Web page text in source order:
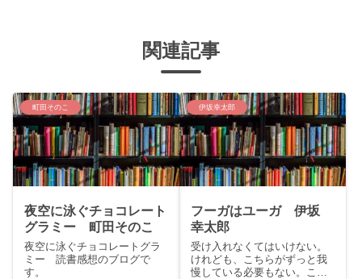
関連記事
町田そのこ
夜空に泳ぐチョコレート
グラミー 町田そのこ
夜空に泳ぐチョコレートグラ
ミー 読書感想のブログで
す。
伊坂幸太郎
フーガはユーガ 伊坂
幸太郎
受け入れなくてはいけない。
けれども、こちらがずっと我
慢している必要もない。こん